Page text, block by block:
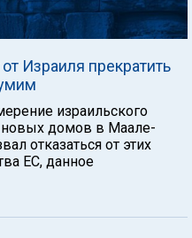
Израиля прекратить
израильского
новых домов в Маале-
отказаться от этих
ЕС, данное